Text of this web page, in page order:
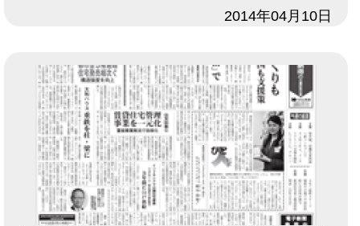
2014年04月10日